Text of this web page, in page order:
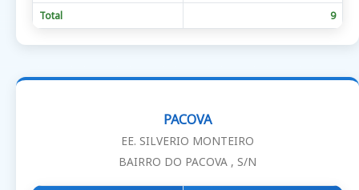
Total 9
PACOVA
EE. SILVERIO MONTEIRO
BAIRRO DO PACOVA , S/N